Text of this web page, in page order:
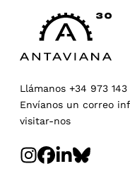
Llámanos +34 973 143
Envíanos un correo
visitar-nos